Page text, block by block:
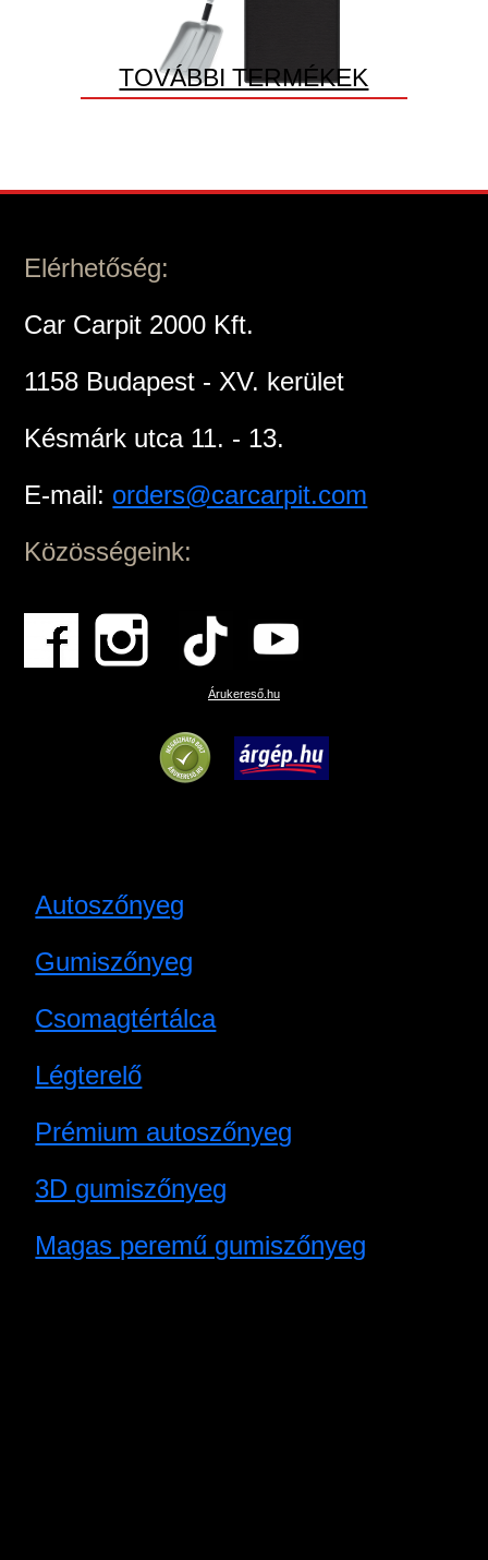
TOVÁBBI TERMÉKEK
Elérhetőség:
Car Carpit 2000 Kft.
1158 Budapest - XV. kerület
Késmárk utca 11. - 13.
E-mail: orders@carcarpit.com
Közösségeink:
Árukereső.hu
Autoszőnyeg
Gumiszőnyeg
Csomagtértálca
Légterelő
Prémium autoszőnyeg
3D gumiszőnyeg
Magas peremű gumiszőnyeg